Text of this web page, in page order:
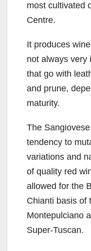
most cultivated
Centre.
It produces
not always very
that go with
and prune,
maturity.
The
tendency to
variations and
of quality red
allowed for the
Chianti basis of
Montepulciano
Super-Tuscan.